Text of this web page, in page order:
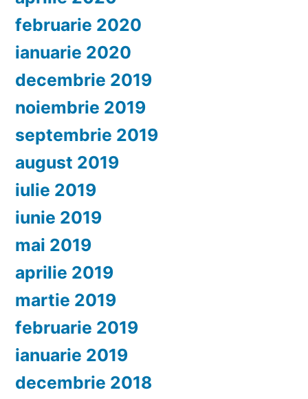
februarie 2020
ianuarie 2020
decembrie 2019
noiembrie 2019
septembrie 2019
august 2019
iulie 2019
iunie 2019
mai 2019
aprilie 2019
martie 2019
februarie 2019
ianuarie 2019
decembrie 2018